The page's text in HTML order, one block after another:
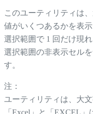
このユーティリティは
値がいくつあるかを表示
選択範囲で 1 回だけ現
選択範囲の非表示セル
す。
注：
ユーティリティは、大
「Excel」と「EXCEL